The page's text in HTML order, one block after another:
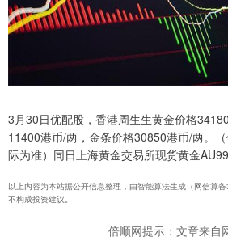
3月30日优配股，香港周生生黄金价格
11400港币/两，金条价格30850港币/两。
际为准）同日上海黄金交易所现货黄金
以上内容为本站据公开信息整理，由智能算法生成（网信算
不构成投资建议。
倍顺网提示：文章来自